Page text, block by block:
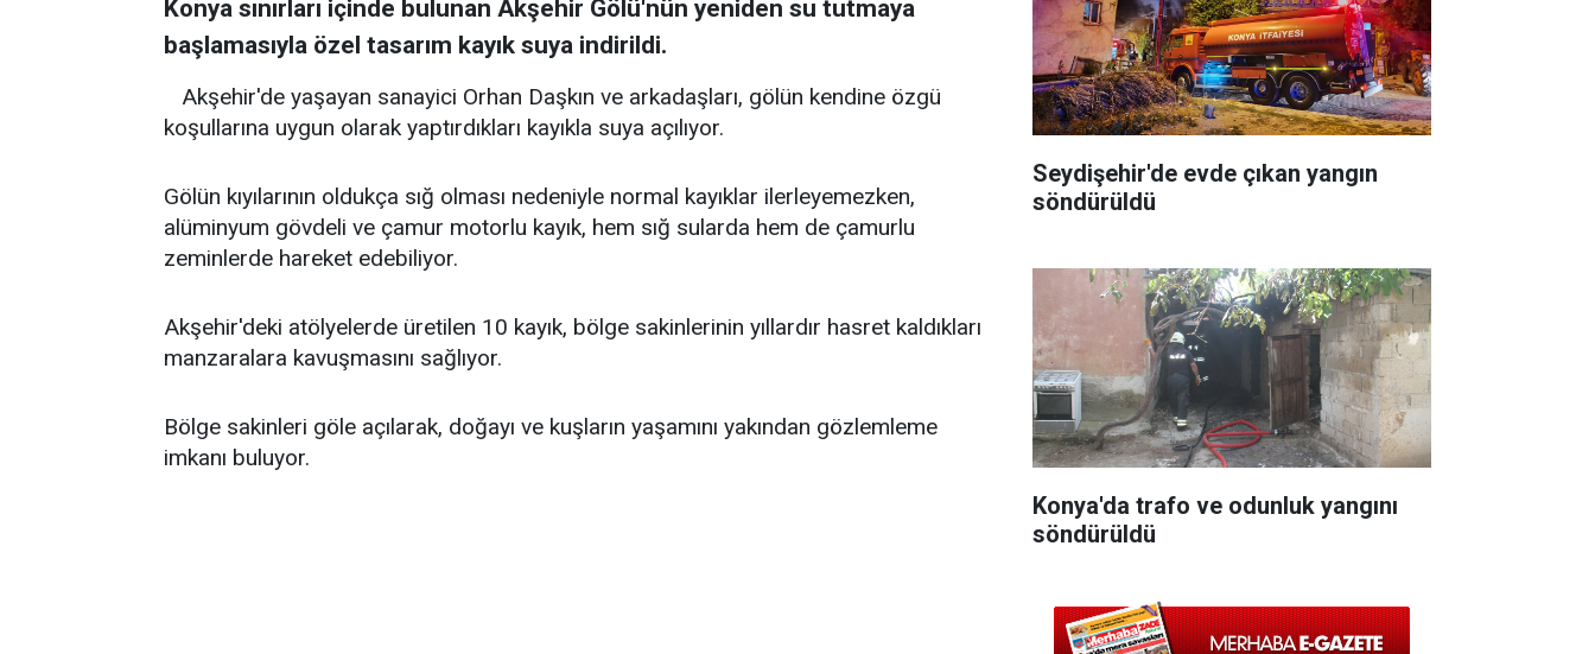
Konya sınırları içinde bulunan Akşehir Gölü'nün yeniden su tutmaya
başlamasıyla özel tasarım kayık suya indirildi.
Akşehir'de yaşayan sanayici Orhan Daşkın ve arkadaşları, gölün kendine özgü
koşullarına uygun olarak yaptırdıkları kayıkla suya açılıyor.
Gölün kıyılarının oldukça sığ olması nedeniyle normal kayıklar ilerleyemezken,
alüminyum gövdeli ve çamur motorlu kayık, hem sığ sularda hem de çamurlu
zeminlerde hareket edebiliyor.
Akşehir'deki atölyelerde üretilen 10 kayık, bölge sakinlerinin yıllardır hasret kaldıkları
manzaralara kavuşmasını sağlıyor.
Bölge sakinleri göle açılarak, doğayı ve kuşların yaşamını yakından gözlemleme
imkanı buluyor.
Seydişehir'de evde çıkan yangın
söndürüldü
Konya'da trafo ve odunluk yangını
söndürüldü